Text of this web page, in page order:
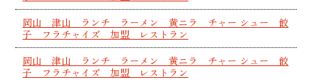
岡山 津山 ランチ ラーメン 黄ニラ チャー シュー 餃
子 フラチャイズ 加盟 レストラン
岡山 津山 ランチ ラーメン 黄ニラ チャー シュー 餃
子 フラチャイズ 加盟 レストラン